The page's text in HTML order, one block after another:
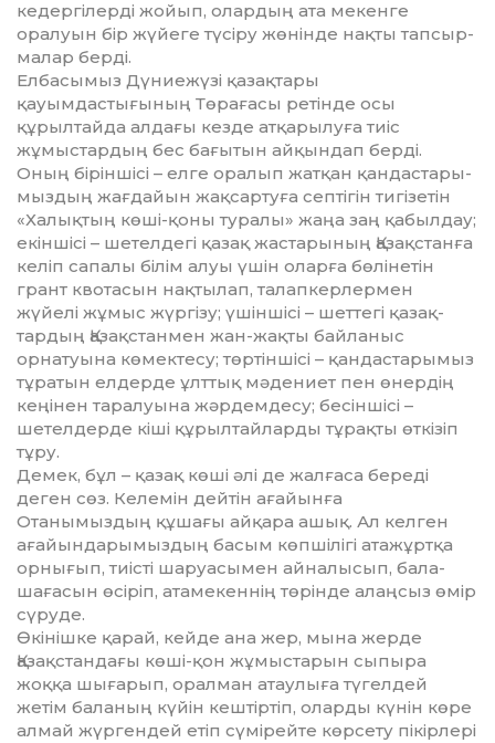
кедергілерді жойып, олар­дың ата мекенге
оралуын бір жүйе­ге түсіру жөнінде нақты тапсыр­
малар берді.
Елбасымыз Дүниежүзі қазақтары
қауымдастығының Төрағасы ретінде осы
құрылтайда алдағы кезде атқа­рылуға тиіс
жұмыстардың бес бағы­тын айқындап берді.
Оның бірін­шісі – елге оралып жатқан қандастары­
мыз­дың жағдайын жақсартуға септігін тигі­зе­тін
«Халықтың көші-қоны туралы» жаңа заң қабылдау;
екіншісі – ше­телдегі қазақ жастарының Қазақ­стан­ға
келіп сапалы білім алуы үшін олар­ға бөлінетін
грант квотасын нақ­тылап, талапкерлермен
жүйелі жұ­мыс жүргізу; үшіншісі – шеттегі қа­зақ­
тардың Қазақстанмен жан-жақ­ты байланыс
орнатуына көмек­тесу; төртіншісі – қандастарымыз
тұр­а­тын елдерде ұлттық мәдениет пен өнердің
кеңінен таралуына жәр­демдесу; бесіншісі –
шетелдерде кі­ші құрыл­тайларды тұрақты өткізіп
тұру.
Демек, бұл – қазақ көші әлі де жал­ғаса береді
деген сөз. Келемін дей­тін ағайынға
Отанымыздың құ­шағы айқара ашық. Ал келген
ағайындарымыздың басым көпшілігі атажұртқа
орнығып, тиісті шаруа­сымен айналысып, бала-
шағасын өсіріп, атамекеннің төрінде алаңсыз өмір
сүруде.
Өкінішке қарай, кейде ана жер, мына жерде
Қазақстандағы көші-қон жұмыстарын сыпыра
жоққа шығарып, оралман атаулыға түгелдей
жетім баланың күйін кештіртіп, оларды күнін көре
алмай жүргендей етіп сүмірейте көрсету пікірлері